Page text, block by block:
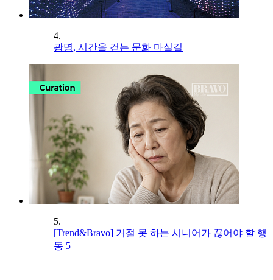
4.
광명, 시간을 걷는 문화 마실길
5.
[Trend&Bravo] 거절 못 하는 시니어가 끊어야 할 행
동 5